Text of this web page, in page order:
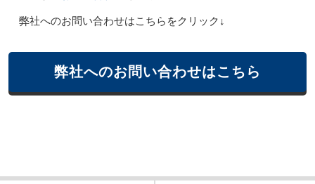
弊社へのお問い合わせはこちらをクリック↓
弊社へのお問い合わせはこちら